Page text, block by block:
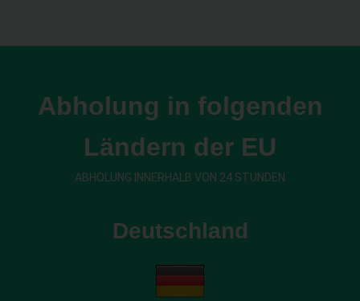
Abholung in folgenden
Ländern der EU
ABHOLUNG INNERHALB VON 24 STUNDEN
Deutschland